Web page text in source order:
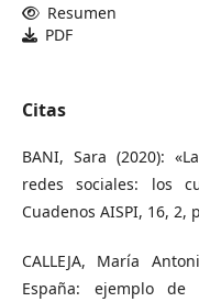
Resumen
PDF
Citas
BANI, Sara (2020):
redes sociales: los
Cuadenos AISPI, 16, 2,
CALLEJA, María
España: ejemplo